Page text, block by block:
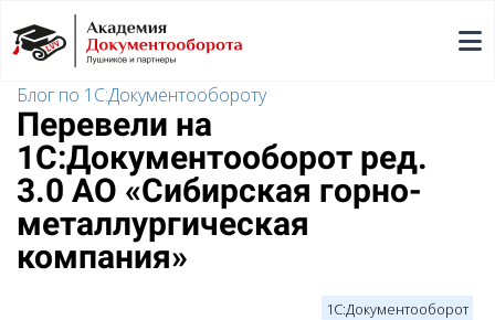
Блог по 1С:Документообороту
Перевели на
1С:Документооборот ред.
3.0 АО «Сибирская горно-
металлургическая
компания»
1С:Документооборот